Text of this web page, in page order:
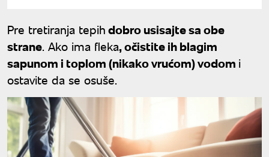
Pre tretiranja tepihdobro usisajte sa obe
strane. Ako ima fleka, očistite ih blagim
sapunom i toplom (nikako vrućom) vodom i
ostavite da se osuše.